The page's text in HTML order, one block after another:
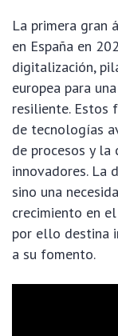
La primera gran
en España en
digitalización,
europea para
resiliente. Estos
de tecnologías
de procesos y la
innovadores. La
sino una
crecimiento en
por ello destina
a su fomento.